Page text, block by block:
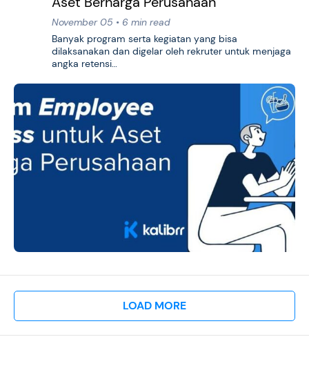
November 05 • 6 min read
Banyak program serta kegiatan yang bisa
dilaksanakan dan digelar oleh rekruter untuk menjaga
angka retensi…
LOAD MORE